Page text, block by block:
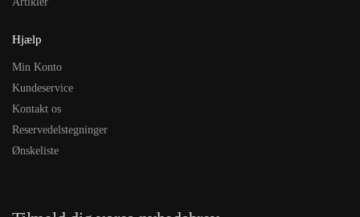
Hjælp
Min Konto
Kundeservice
Kontakt os
Reservedelstegninger
Ønskeliste